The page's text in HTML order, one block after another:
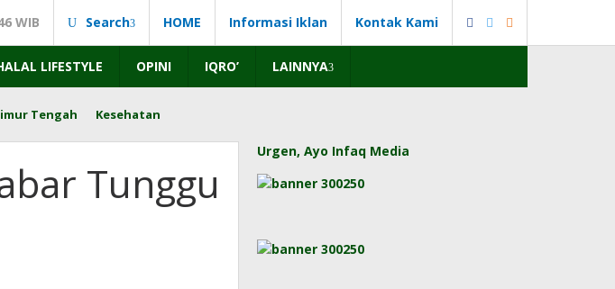
WIB Search HOME Informasi Iklan Kontak Kami
LIFESTYLE OPINI IQRO’ LAINNYA
Tengah Kesehatan
Tunggu
Urgen, Ayo Infaq Media